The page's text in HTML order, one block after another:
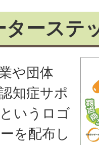
ターステ
や団体
知症サポ
いうロゴ
を配布し